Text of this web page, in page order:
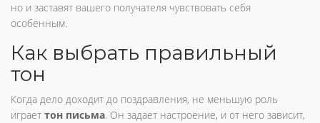
но и заставят вашего получателя чувствовать себя
особенным.
Как выбрать правильный
тон
Когда дело доходит до поздравления, не меньшую роль
играет тон письма. Он задает настроение, и от него зависит,